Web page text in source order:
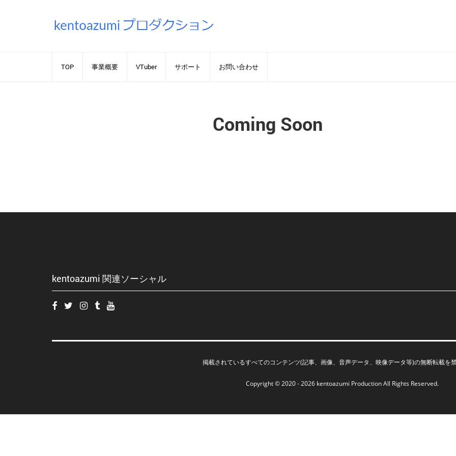
TOP 事業概要 VTuber サポート お問い合わせ
Coming Soon
kentoazumi 関連ソーシャル
掲載されているすべてのコンテンツ(記事、画像、音声データ、映像データ等)の無断転載を禁
Copyright © 2020 - 2026 kentoazumi ProductionAll Rights Reserved.